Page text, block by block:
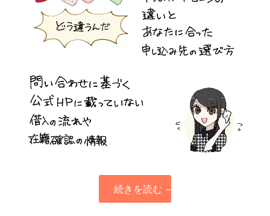
続きを読む →